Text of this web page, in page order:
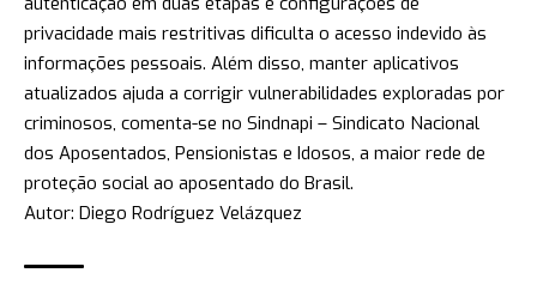
privacidade mais restritivas dificulta o acesso indevido às
informações pessoais. Além disso, manter aplicativos
atualizados ajuda a corrigir vulnerabilidades exploradas por
criminosos, comenta-se no Sindnapi – Sindicato Nacional
dos Aposentados, Pensionistas e Idosos, a maior rede de
proteção social ao aposentado do Brasil.
Autor: Diego Rodríguez Velázquez